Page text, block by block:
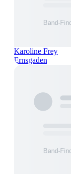
Karoline Frey
Ernsgaden